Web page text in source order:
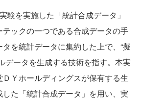
験を実施した「統計合成データ」
テックの一つである合成データの手
を統計データに集約した上で、“擬
データを生成する技術を指す。本実
Ｙホールディングスが保有する生
た「統計合成データ」を用い、実